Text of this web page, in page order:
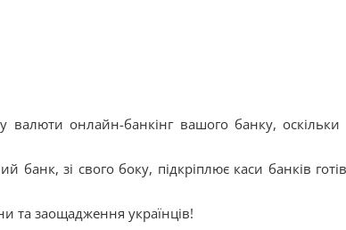
валюти онлайн-банкінг вашого банку,
банк, зі свого боку, підкріплює каси банків
та заощадження українців!